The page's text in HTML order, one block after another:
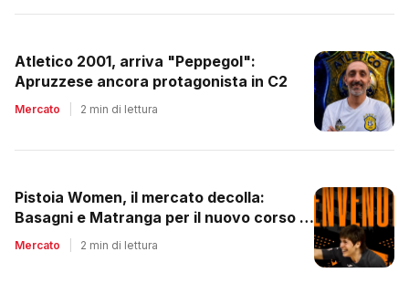
Atletico 2001, arriva "Peppegol":
Apruzzese ancora protagonista in C2
Mercato 2 min di lettura
Pistoia Women, il mercato decolla:
Basagni e Matranga per il nuovo corso di
Nico Lami
Mercato 2 min di lettura